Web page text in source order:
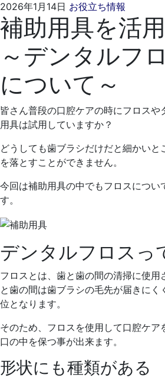
2026年1月14日 お役立ち情報
年
12
月
28
れ
も
と
歯
院
補助用具を活
～デンタルフ
について～
皆さん普段の口腔ケアの時にフロスや
用具は試用していますか？
どうしても歯ブラシだけだと細かい
を落とすことができません。
今回は補助用具の中でもフロスについ
す。
デンタルフロスっ
フロスとは、歯と歯の間の清掃に使用
と歯の間は歯ブラシの毛先が届きにく
位となります。
そのため、フロスを使用して口腔ケア
口の中を保つ事が出来ます。
形状にも種類がある